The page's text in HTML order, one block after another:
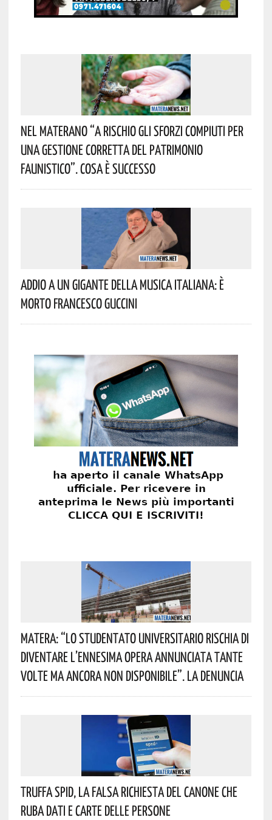
Nel Materano “a Rischio Gli Sforzi Compiuti Per
Una Gestione Corretta Del Patrimonio
Faunistico”. Cosa È Successo
Addio A Un Gigante Della Musica Italiana: È
Morto Francesco Guccini
Matera: “Lo Studentato Universitario Rischia Di
Diventare L’ennesima Opera Annunciata Tante
Volte Ma Ancora Non Disponibile”. La Denuncia
Truffa Spid, La Falsa Richiesta Del Canone Che
Ruba Dati E Carte Delle Persone